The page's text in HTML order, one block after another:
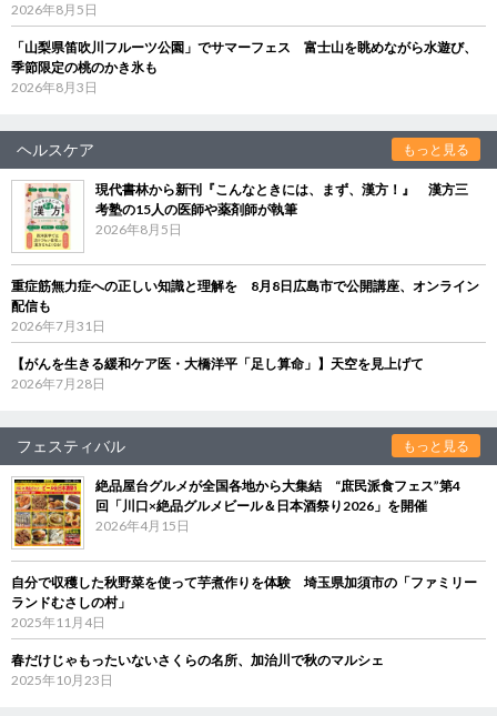
2026年8月5日
「山梨県笛吹川フルーツ公園」でサマーフェス 富士山を眺めながら水遊び、
季節限定の桃のかき氷も
2026年8月3日
ヘルスケア もっと見る
現代書林から新刊『こんなときには、まず、漢方！』 漢方三
考塾の15人の医師や薬剤師が執筆
2026年8月5日
重症筋無力症への正しい知識と理解を 8月8日広島市で公開講座、オンライン
配信も
2026年7月31日
【がんを生きる緩和ケア医・大橋洋平「足し算命」】天空を見上げて
2026年7月28日
フェスティバル もっと見る
絶品屋台グルメが全国各地から大集結 “庶民派食フェス”第4
回「川口×絶品グルメビール＆日本酒祭り2026」を開催
2026年4月15日
自分で収穫した秋野菜を使って芋煮作りを体験 埼玉県加須市の「ファミリー
ランドむさしの村」
2025年11月4日
春だけじゃもったいないさくらの名所、加治川で秋のマルシェ
2025年10月23日